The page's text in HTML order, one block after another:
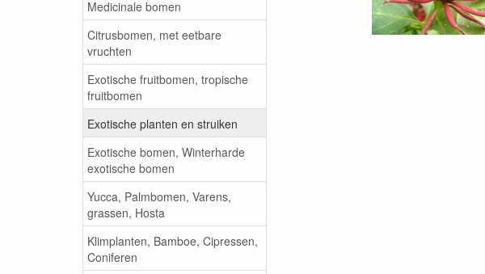
Medicinale bomen
Citrusbomen, met eetbare
vruchten
Exotische fruitbomen, tropische
fruitbomen
Exotische planten en struiken
Exotische bomen, Winterharde
exotische bomen
Yucca, Palmbomen, Varens,
grassen, Hosta
Klimplanten, Bamboe, Cipressen,
Coniferen